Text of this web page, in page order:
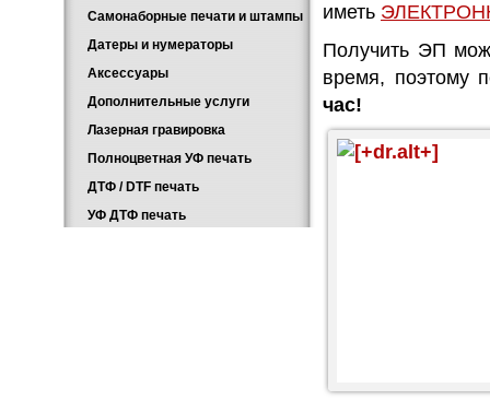
иметь
Получить ЭП
время, поэтому
час!
Самонаборные печати и штампы
Датеры и нумераторы
Аксессуары
Дополнительные услуги
Лазерная гравировка
Полноцветная УФ печать
ДТФ / DTF печать
УФ ДТФ печать